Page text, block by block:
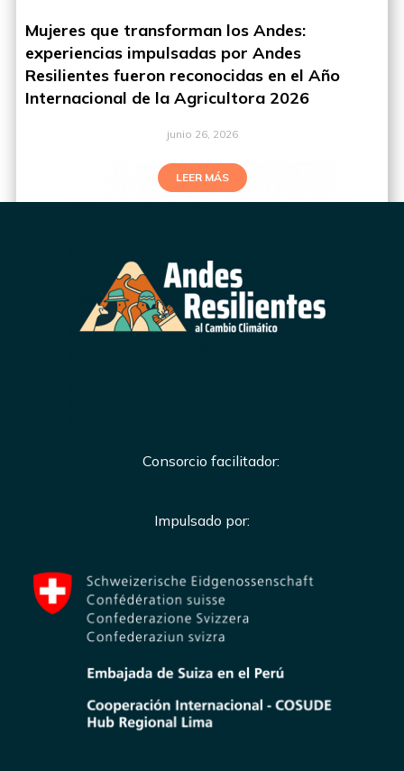
Mujeres que transforman los Andes:
experiencias impulsadas por Andes
Resilientes fueron reconocidas en el Año
Internacional de la Agricultora 2026
junio 26, 2026
LEER MÁS
Consorcio facilitador:
Impulsado por: